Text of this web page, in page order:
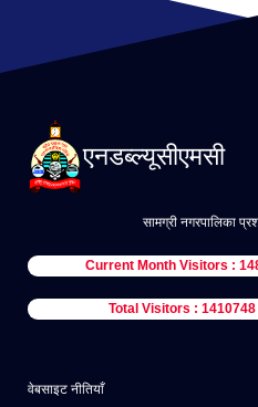
एनडब्ल्यूसीएमसी
सामग्री नगरपालिका
Current Month Visitors :
Total Visitors : 1410748
वेबसाइट नीतियाँ